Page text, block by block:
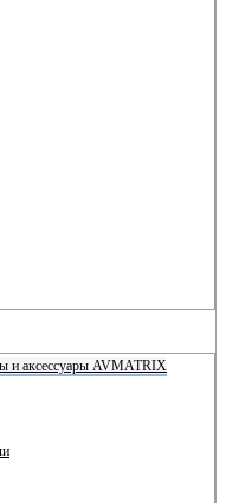
и аксессуары AVMATRIX